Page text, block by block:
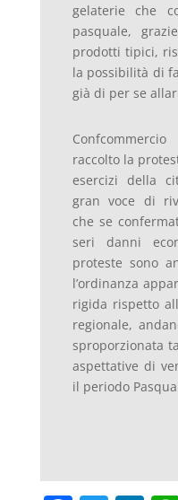
gelaterie che
pasquale,
prodotti tipici,
la possibilità di
già di per se
raccolto la
esercizi della
gran voce di
che se
seri danni
proteste sono
l’ordinanza
rigida rispetto
regionale,
sproporzionata
aspettative di
il periodo